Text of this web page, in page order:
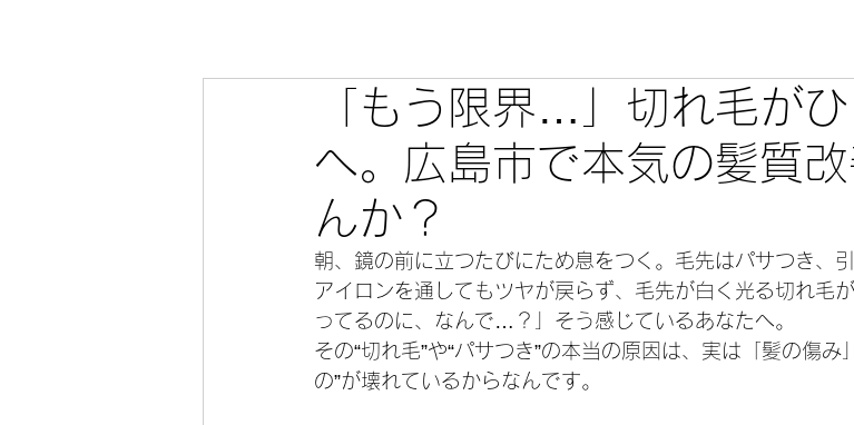
「もう限界…」切れ毛が
へ。広島市で本気の髪質
んか？
朝、鏡の前に立つたびにため息をつく。毛先はパサつき、
アイロンを通してもツヤが戻らず、毛先が白く光る切れ毛
ってるのに、なんで…？」そう感じているあなたへ。
その“切れ毛”や“パサつき”の本当の原因は、実は「髪の傷み
の”が壊れているからなんです。